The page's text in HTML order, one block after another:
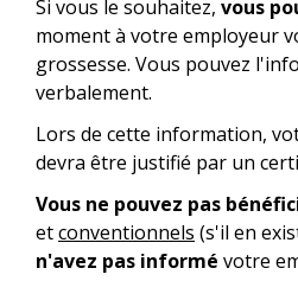
Si vous le souhaitez, vous
moment à votre employeur
grossesse. Vous pouvez
verbalement.
Lors de cette information,
devra être justifié par un
Vous ne pouvez pas
etconventionnels (s'il en
n'avez pas informé votre